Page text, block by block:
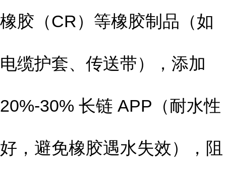
橡胶（CR）等橡胶制品（如
电缆护套、传送带），添加
20%-30% 长链 APP（耐水性
好，避免橡胶遇水失效），阻